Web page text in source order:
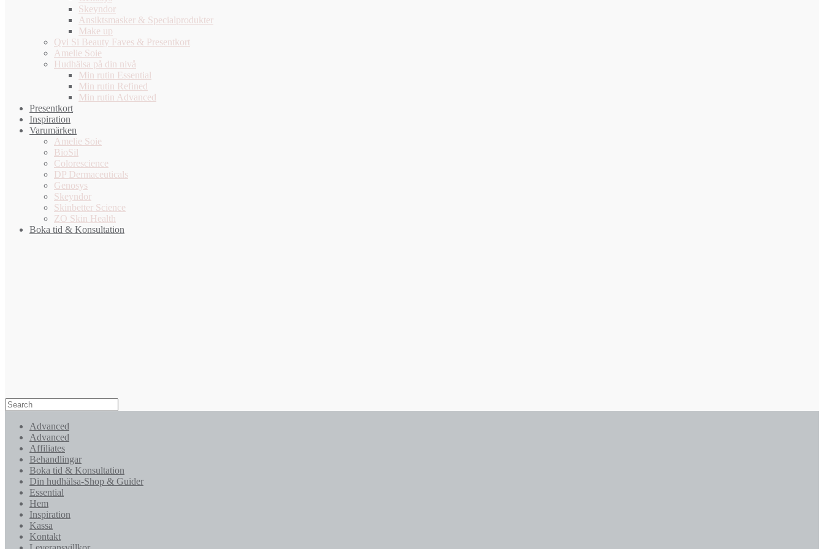
Skeyndor
Ansiktsmasker & Specialprodukter
Make up
Qvi Si Beauty Faves & Presentkort
Amelie Soie
Hudhälsa på din nivå
Min rutin Essential
Min rutin Refined
Min rutin Advanced
Presentkort
Inspiration
Varumärken
Amelie Soie
BioSil
Colorescience
DP Dermaceuticals
Genosys
Skeyndor
Skinbetter Science
ZO Skin Health
Boka tid & Konsultation
Advanced
Advanced
Affiliates
Behandlingar
Boka tid & Konsultation
Din hudhälsa-Shop & Guider
Essential
Hem
Inspiration
Kassa
Kontakt